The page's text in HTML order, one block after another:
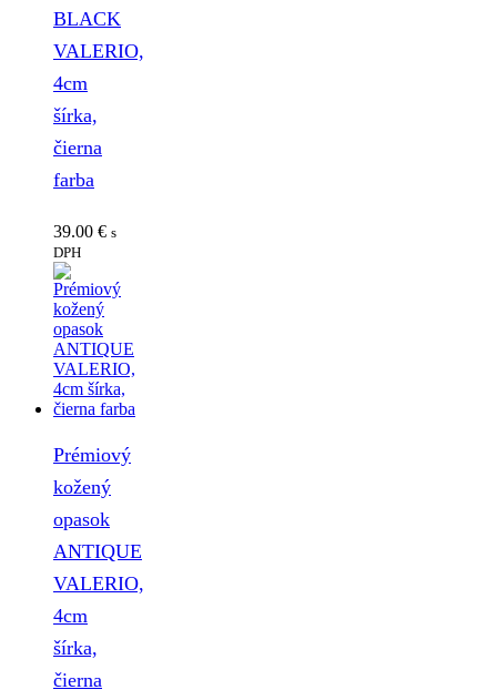
BLACK
VALERIO,
4cm
šírka,
čierna
farba
39.00 € s
DPH
Prémiový
kožený
opasok
ANTIQUE
VALERIO,
4cm
šírka,
čierna